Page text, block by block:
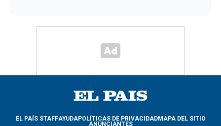
EL PAÍS STAFFAYUDAPOLÍTICAS DE PRIVACIDADMAPA DEL SITIO
ANUNCIANTES